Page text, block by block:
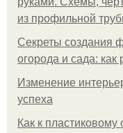
из профильной
Секреты создания
огорода и сада: как
Изменение
успеха
Как к пластиковому